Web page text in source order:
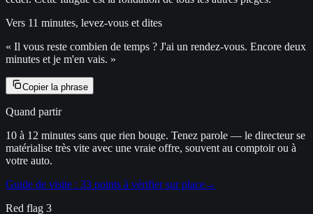
Vers 11 minutes, levez-vous et dites
« Il vous reste combien de temps ? J'ai un rendez-vous. Encore deux
minutes et je m'en vais. »
Copier la phrase
Quand partir
10 à 12 minutes sans que rien bouge. Tenez parole — le directeur se
matérialise très vite avec une vraie offre, souvent au comptoir ou à
votre auto.
Guide de visite : 33 points à vérifier sur place→
Red flag 3